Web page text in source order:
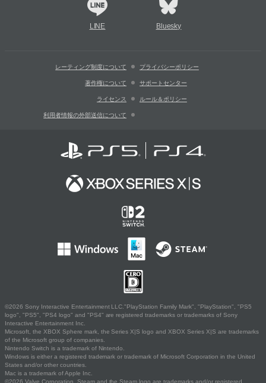
LINE Bluesky
レーティング制度について プライバシーポリシー
著作権について サポートセンター
ライセンス ルール＆ポリシー
利用者情報の外部送信について
©2026 Sony Interactive Entertainment LLC."PlayStation Family Mark", "PlayStation", "PS5
logo", "PS5", "PS4 logo" and "PS4" are registered trademarks or trademarks of Sony
Interactive Entertainment Inc.
Microsoft, the XBOX Sphere mark, the Series X|S logo and XBOX Series X|S are trademarks
of the Microsoft group of companies.
Nintendo Switch is a trademark of Nintendo.
Windows is either a registered trademark or trademark of Microsoft Corporation in the United
States and/or other countries.
Mac is a trademark of Apple Inc.
©2026 Valve Corporation. Steam and the Steam logo are trademarks and/or registered